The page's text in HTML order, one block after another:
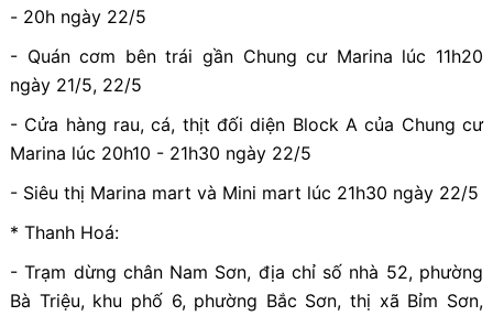
- 20h ngày 22/5
- Quán cơm bên trái gần Chung cư Marina lúc 11h20
ngày 21/5, 22/5
- Cửa hàng rau, cá, thịt đối diện Block A của Chung cư
Marina lúc 20h10 - 21h30 ngày 22/5
- Siêu thị Marina mart và Mini mart lúc 21h30 ngày 22/5
* Thanh Hoá:
- Trạm dừng chân Nam Sơn, địa chỉ số nhà 52, phường
Bà Triệu, khu phố 6, phường Bắc Sơn, thị xã Bỉm Sơn,